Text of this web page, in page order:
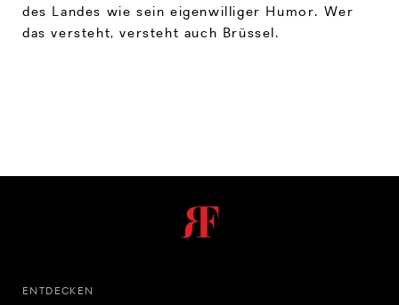
des Landes wie sein eigenwilliger Humor. Wer
das versteht, versteht auch Brüssel.
ENTDECKEN